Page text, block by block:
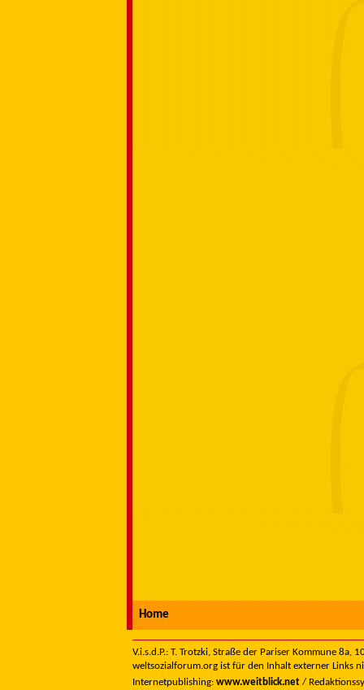
Home
V.i.s.d.P.: T. Trotzki, Straße der Pariser Kommune
weltsozialforum.org ist für den Inhalt externer Links
Internetpublishing: www.weitblick.net /